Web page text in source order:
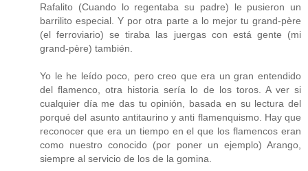
Rafalito (Cuando lo regentaba su padre) le pusieron un
barrilito especial. Y por otra parte a lo mejor tu grand-père
(el ferroviario) se tiraba las juergas con está gente (mi
grand-père) también.
Yo le he leído poco, pero creo que era un gran entendido
del flamenco, otra historia sería lo de los toros. A ver si
cualquier día me das tu opinión, basada en su lectura del
porqué del asunto antitaurino y anti flamenquismo. Hay que
reconocer que era un tiempo en el que los flamencos eran
como nuestro conocido (por poner un ejemplo) Arango,
siempre al servicio de los de la gomina.